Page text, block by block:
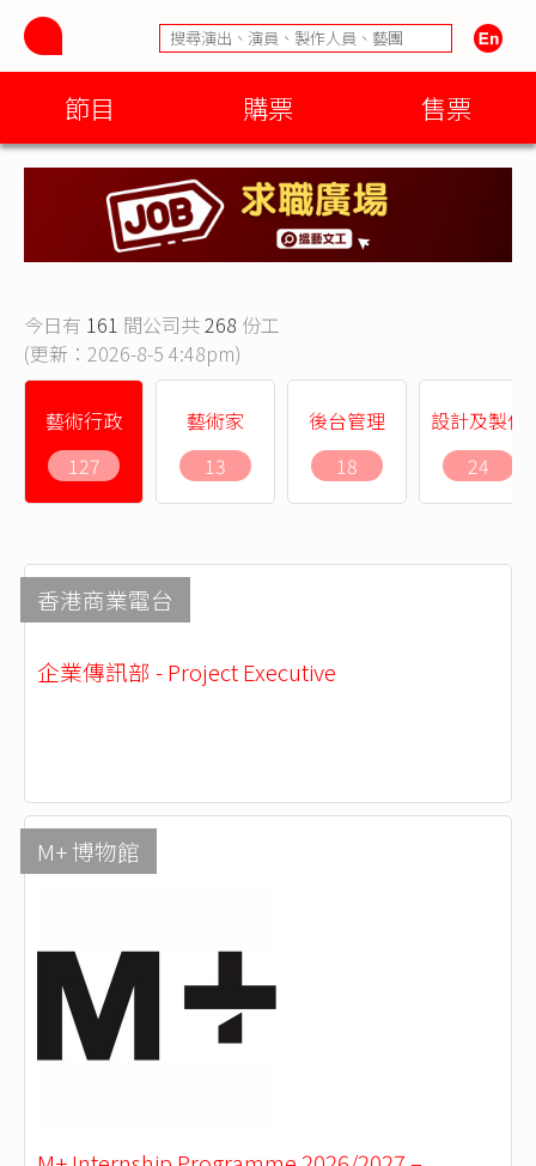
節目 購票 售票
今日有 161 間公司共268 份工
(更新：2026-8-5 4:48pm)
藝術行政
127
藝術家
13
後台管理
18
設計及製作
24
香港商業電台
企業傳訊部 - Project Executive
M+ 博物館